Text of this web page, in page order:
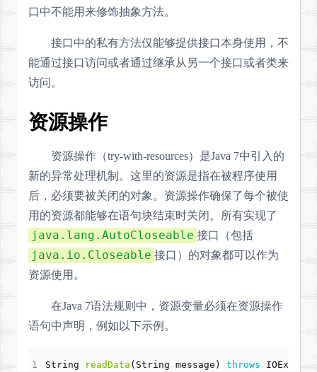
口中不能用来修饰抽象方法。
接口中的私有方法仅能够提供接口本身使用，不
能通过接口访问或者通过继承从另一个接口或者类来
访问。
资源操作
资源操作（try-with-resources）是Java 7中引入的
新的异常处理机制。这里的资源是指在被程序使用
后，必须要被关闭的对象。资源操作确保了每个被使
用的资源都能够在语句块结束时关闭。所有实现了
java.lang.AutoCloseable 接口（包括
java.io.Closeable 接口）的对象都可以作为
资源使用。
在Java 7语法规则中，资源变量必须在资源操作
语句中声明，例如以下示例。
String readData ( String message ) throws